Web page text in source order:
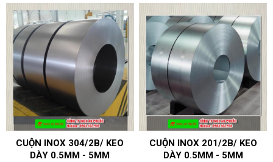
CUỘN INOX 304/2B/ KEO
DÀY 0.5MM - 5MM
CUỘN INOX 201/2B/ KEO
DÀY 0.5MM - 5MM